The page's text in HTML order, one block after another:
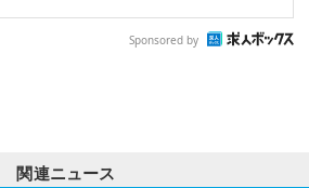
Sponsored by
関連ニュース